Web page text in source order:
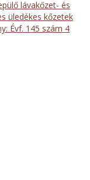
lávakőzet- és
üledékes kőzetek
Évf. 145 szám 4